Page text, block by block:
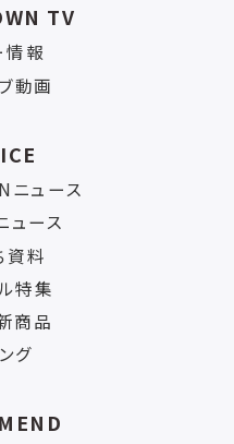
TV
情報
動画
ニュース
ュース
資料
特集
商品
グ